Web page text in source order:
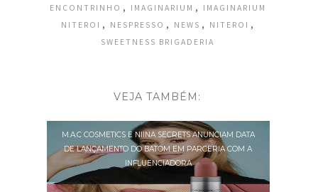
ENCONTRINHO , IMAGINARIUM ,
IMAGINARIUM
NITEROI , NESPRESSO , NEWS , NITEROI ,
SWEETNESS BRIGADERIA
VEJA TAMBÉM:
M.A.C COSMETICS E NIINA SECRETS ANUNCIAM DATA
DE LANÇAMENTO DO BATOM EM PARCERIA COM A
INFLUENCIADORA